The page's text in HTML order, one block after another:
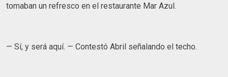
tomaban un refresco en el restaurante Mar Azul.
— Sí, y será aquí. — Contestó Abril señalando el techo.